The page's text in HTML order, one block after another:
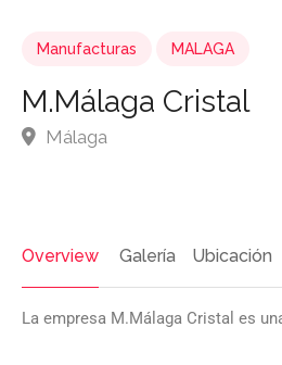
Manufacturas MALAGA
M.Málaga Cristal
Málaga
Overview Galería Ubicación
La empresa M.Málaga Cristal es